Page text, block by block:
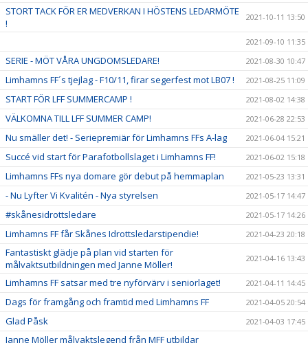
STORT TACK FÖR ER MEDVERKAN I HÖSTENS LEDARMÖTE
!
2021-10-11 13:50
2021-09-10 11:35
SERIE - MÖT VÅRA UNGDOMSLEDARE! 2021-08-30 10:47
Limhamns FF´s tjejlag - F10/11, firar segerfest mot LB07 ! 2021-08-25 11:09
START FÖR LFF SUMMERCAMP ! 2021-08-02 14:38
VÄLKOMNA TILL LFF SUMMER CAMP! 2021-06-28 22:53
Nu smäller det! - Seriepremiär för Limhamns FFs A-lag 2021-06-04 15:21
Succé vid start för Parafotbollslaget i Limhamns FF! 2021-06-02 15:18
Limhamns FFs nya domare gör debut på hemmaplan 2021-05-23 13:31
- Nu Lyfter Vi Kvalitén - Nya styrelsen 2021-05-17 14:47
#skånesidrottsledare 2021-05-17 14:26
Limhamns FF får Skånes Idrottsledarstipendie! 2021-04-23 20:18
Fantastiskt glädje på plan vid starten för
målvaktsutbildningen med Janne Möller!
2021-04-16 13:43
Limhamns FF satsar med tre nyförvärv i seniorlaget! 2021-04-11 14:45
Dags för framgång och framtid med Limhamns FF 2021-04-05 20:54
Glad Påsk 2021-04-03 17:45
Janne Möller målvaktslegend från MFF utbildar